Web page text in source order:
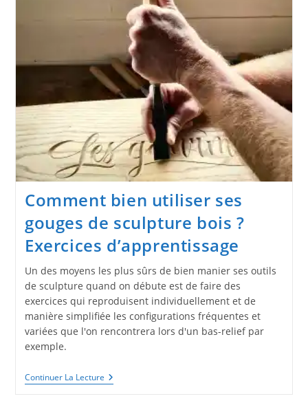
Instagram
Comment bien utiliser ses
gouges de sculpture bois ?
Exercices d’apprentissage
Un des moyens les plus sûrs de bien manier ses outils
de sculpture quand on débute est de faire des
exercices qui reproduisent individuellement et de
manière simplifiée les configurations fréquentes et
variées que l'on rencontrera lors d'un bas-relief par
exemple.
Continuer La LectureComment
Bien